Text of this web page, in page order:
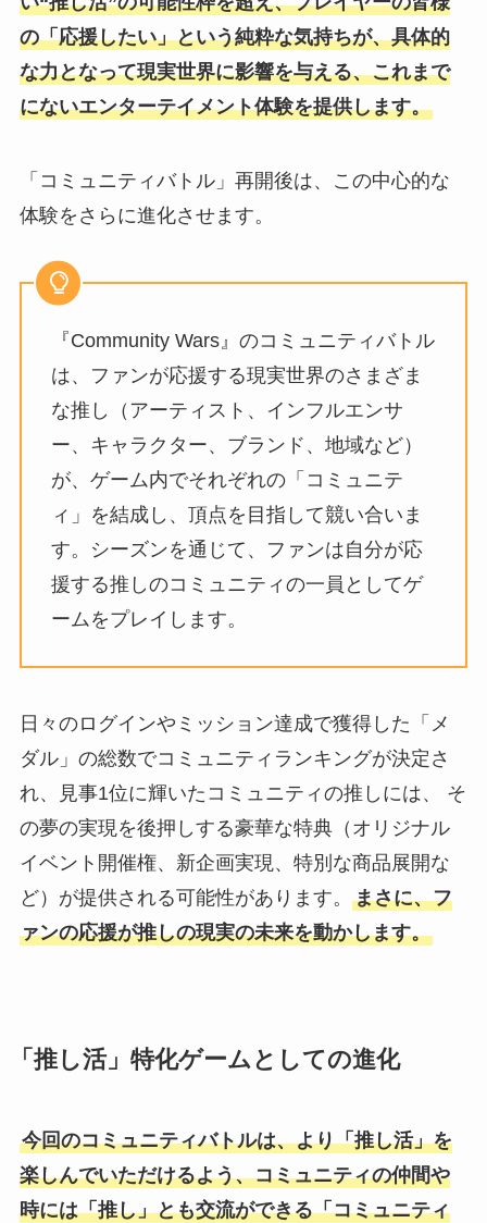
の「応援したい」という純粋な気持ちが、具体的
な⼒となって現実世界に影響を与える、これまで
にないエンターテイメント体験を提供します。
「コミュニティバトル」再開後は、この中⼼的な
体験をさらに進化させます。
『Community Wars』のコミュニティバトル
は、ファンが応援する現実世界のさまざま
な推し（アーティスト、インフルエンサ
ー、キャラクター、ブランド、地域など）
が、ゲーム内でそれぞれの「コミュニテ
ィ」を結成し、頂点を⽬指して競い合いま
す。シーズンを通じて、ファンは⾃分が応
援する推しのコミュニティの⼀員としてゲ
ームをプレイします。
⽇々のログインやミッション達成で獲得した「メ
ダル」の総数でコミュニティランキングが決定さ
れ、⾒事1位に輝いたコミュニティの推しには、 そ
の夢の実現を後押しする豪華な特典（オリジナル
イベント開催権、新企画実現、特別な商品展開な
ど）が提供される可能性があります。 まさに、フ
ァンの応援が推しの現実の未来を動かします。
「推し活」特化ゲームとしての進化
今回のコミュニティバトルは、より「推し活」を
楽しんでいただけるよう、コミュニティの仲間や
時には「推し」とも交流ができる「コミュニティ